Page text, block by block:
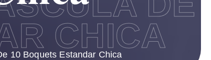
CHICA
10 Boquets Estandar Chica